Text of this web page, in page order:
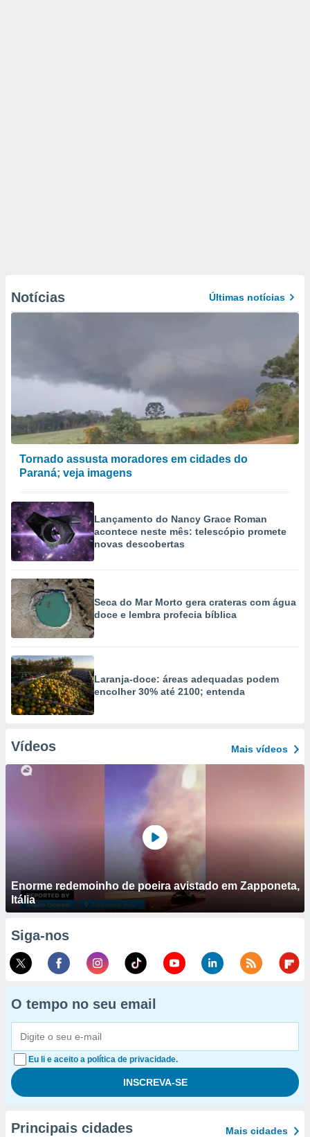
Notícias Últimas notícias
Tornado assusta moradores em cidades do
Paraná; veja imagens
Lançamento do Nancy Grace Roman
acontece neste mês: telescópio promete
novas descobertas
Seca do Mar Morto gera crateras com água
doce e lembra profecia bíblica
Laranja-doce: áreas adequadas podem
encolher 30% até 2100; entenda
Vídeos Mais vídeos
Enorme redemoinho de poeira avistado em Zapponeta,
Itália
Siga-nos
O tempo no seu email
Eu li e aceito a política de privacidade.
Principais cidades Mais cidades